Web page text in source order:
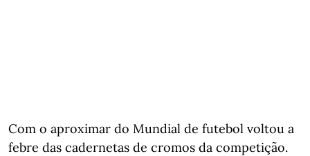
Com o aproximar do Mundial de futebol voltou a
febre das cadernetas de cromos da competição.